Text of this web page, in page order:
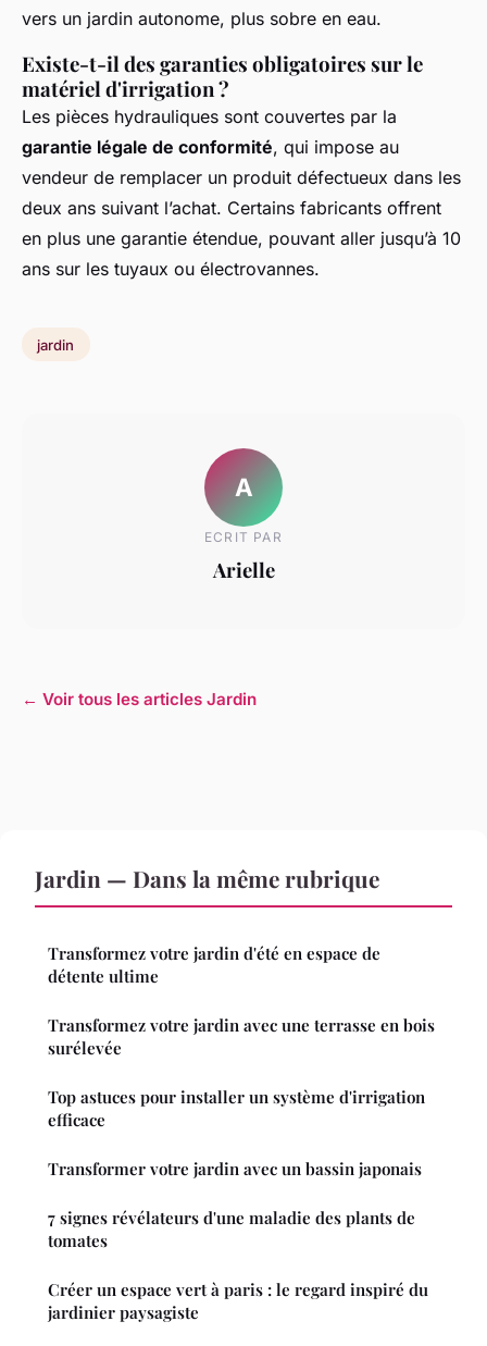
vers un jardin autonome, plus sobre en eau.
Existe-t-il des garanties obligatoires sur le
matériel d'irrigation ?
Les pièces hydrauliques sont couvertes par la
garantie légale de conformité, qui impose au
vendeur de remplacer un produit défectueux dans les
deux ans suivant l’achat. Certains fabricants offrent
en plus une garantie étendue, pouvant aller jusqu’à 10
ans sur les tuyaux ou électrovannes.
jardin
A
ECRIT PAR
Arielle
← Voir tous les articles Jardin
Jardin — Dans la même rubrique
Transformez votre jardin d'été en espace de
détente ultime
Transformez votre jardin avec une terrasse en bois
surélevée
Top astuces pour installer un système d'irrigation
efficace
Transformer votre jardin avec un bassin japonais
7 signes révélateurs d'une maladie des plants de
tomates
Créer un espace vert à paris : le regard inspiré du
jardinier paysagiste